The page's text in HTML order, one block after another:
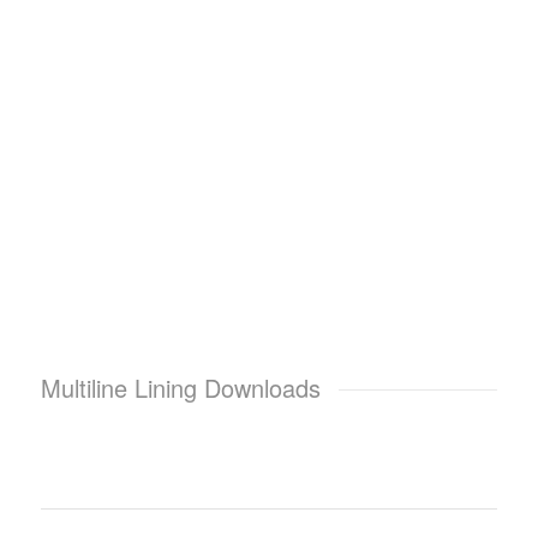
Multiline Lining Downloads